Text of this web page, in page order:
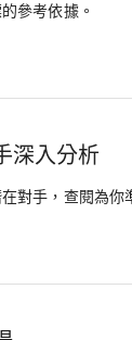
參考依據。
深入分析
對手，查閱為你